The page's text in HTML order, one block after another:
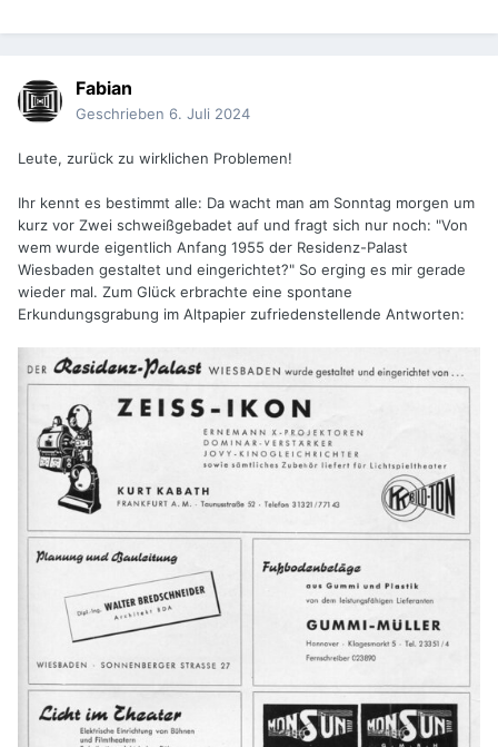
Fabian
Geschrieben 6. Juli 2024
Leute, zurück zu wirklichen Problemen!
Ihr kennt es bestimmt alle: Da wacht man am Sonntag morgen um
kurz vor Zwei schweißgebadet auf und fragt sich nur noch: "Von
wem wurde eigentlich Anfang 1955 der Residenz-Palast
Wiesbaden gestaltet und eingerichtet?" So erging es mir gerade
wieder mal. Zum Glück erbrachte eine spontane
Erkundungsgrabung im Altpapier zufriedenstellende Antworten: